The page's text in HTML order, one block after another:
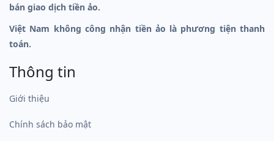
bán giao dịch tiền ảo.
Việt Nam không công nhận tiền ảo là phương tiện thanh
toán.
Thông tin
Giới thiệu
Chính sách bảo mật